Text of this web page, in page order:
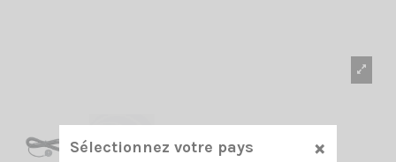
Sélectionnez votre pays ×